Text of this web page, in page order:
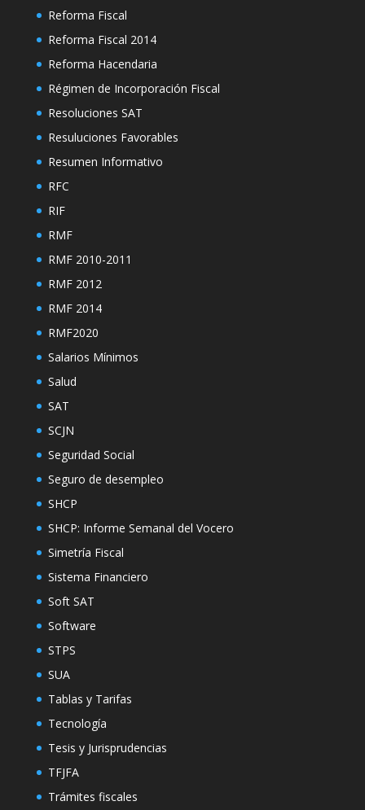
Reforma Fiscal
Reforma Fiscal 2014
Reforma Hacendaria
Régimen de Incorporación Fiscal
Resoluciones SAT
Resuluciones Favorables
Resumen Informativo
RFC
RIF
RMF
RMF 2010-2011
RMF 2012
RMF 2014
RMF2020
Salarios Mínimos
Salud
SAT
SCJN
Seguridad Social
Seguro de desempleo
SHCP
SHCP: Informe Semanal del Vocero
Simetría Fiscal
Sistema Financiero
Soft SAT
Software
STPS
SUA
Tablas y Tarifas
Tecnología
Tesis y Jurisprudencias
TFJFA
Trámites fiscales